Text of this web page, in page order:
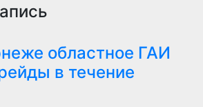
областное ГАИ
в течение